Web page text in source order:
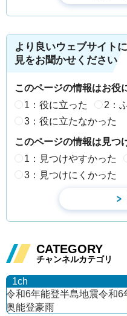
より良いウェブサイト
見をお聞かせください
このページの情報はお役
1：役に立った
2：
3：役に立たなかった
このページの情報は見つ
1：見つけやすかった
3：見つけにくかった
CATEGORY
チャンネルカテゴリ
1ch
令和6年能登半島地震令和6
奥能登豪雨